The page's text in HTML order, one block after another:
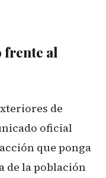
frente al
de
oficial
que ponga
de la población